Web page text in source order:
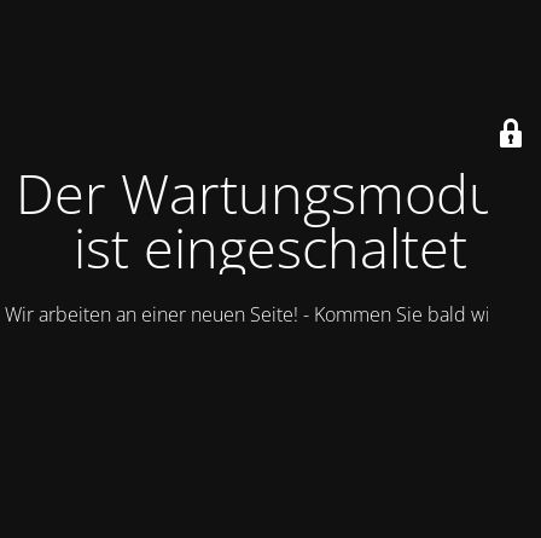
Der Wartungsmodus
ist eingeschaltet
Wir arbeiten an einer neuen Seite! - Kommen Sie bald wieder.